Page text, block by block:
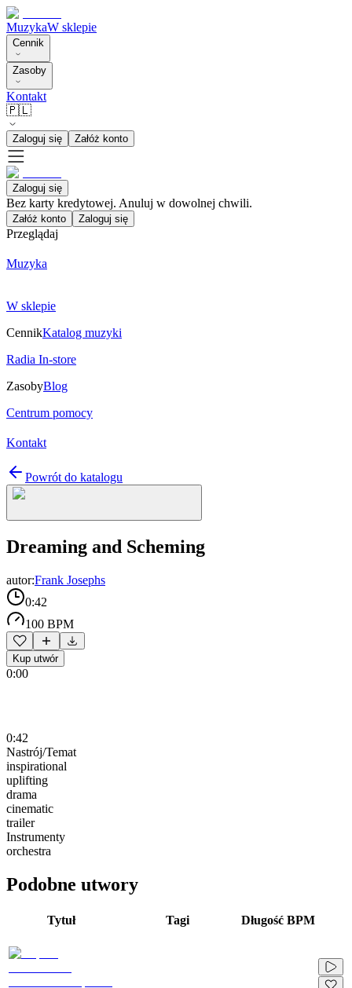
MuzykaW sklepie
Cennik
Zasoby
Kontakt
🇵🇱
Zaloguj się Załóż konto
Zaloguj się
Bez karty kredytowej. Anuluj w dowolnej chwili.
Załóż konto Zaloguj się
Przeglądaj
Muzyka
W sklepie
CennikKatalog muzyki
Radia In-store
ZasobyBlog
Centrum pomocy
Kontakt
Powrót do katalogu
Dreaming and Scheming
autor:Frank Josephs
0:42
100 BPM
Kup utwór
0:00
0:42
Nastrój/Temat
inspirational
uplifting
drama
cinematic
trailer
Instrumenty
orchestra
Podobne utwory
Tytuł Tagi Długość BPM